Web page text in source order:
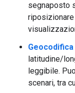
segnaposto
latitudine/
leggibile.
scenari, tra